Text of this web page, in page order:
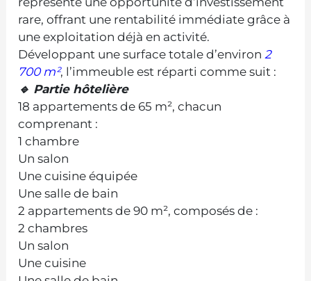
rare, offrant une rentabilité immédiate grâce à
une exploitation déjà en activité.
Développant une surface totale d’environ 2
700 m², l’immeuble est réparti comme suit :
🔹 Partie hôtelière
18 appartements de 65 m², chacun
comprenant :
1 chambre
Un salon
Une cuisine équipée
Une salle de bain
2 appartements de 90 m², composés de :
2 chambres
Un salon
Une cuisine